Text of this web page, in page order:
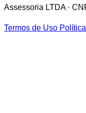
Assessoria LTDA ·
Termos de Uso